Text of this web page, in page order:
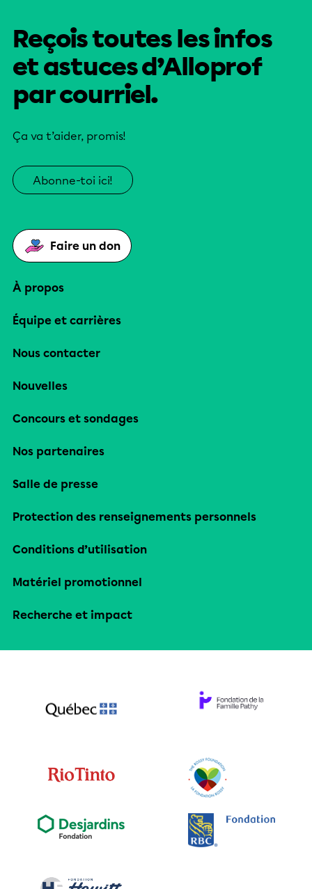
Reçois toutes les infos
et astuces d’Alloprof
par courriel.
Ça va t’aider, promis!
Abonne-toi ici!
Faire un don
À propos
Équipe et carrières
Nous contacter
Nouvelles
Concours et sondages
Nos partenaires
Salle de presse
Protection des renseignements personnels
Conditions d’utilisation
Matériel promotionnel
Recherche et impact